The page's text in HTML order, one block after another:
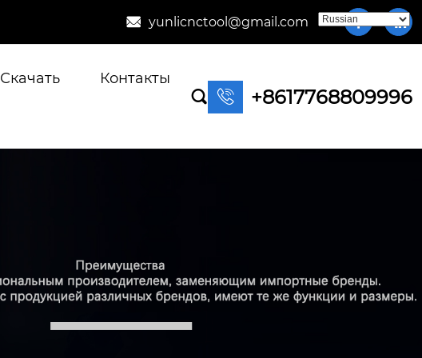
 yunlicnctool@gmail.com  
Скачать
Контакты
  +8617768809996